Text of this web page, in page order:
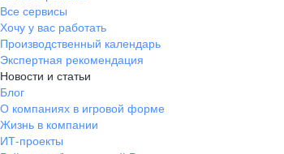
Все сервисы
Хочу у вас работать
Производственный календарь
Экспертная рекомендация
Новости и статьи
Блог
О компаниях в игровой форме
Жизнь в компании
ИТ-проекты